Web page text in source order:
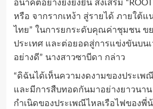
อนาคตอย่างยังยังยืน ส่งเสริม “ROOT
หรือ จากรากเหง้า สู่รายได้ ภายใต้แ
ไทย” ในการยกระดับคุณค่าชุมชน ข
ประเทศ และต่อยอดสู่การแข่งขันบน
อย่างดี” นางสาวซาบีดา กล่าว
“ดิฉันได้เห็นความงดงามของประเพ
และมีการสืบทอดกันมาอย่างยาวนา
กำเนิดของประเพณีไหลเรือไฟของพี่